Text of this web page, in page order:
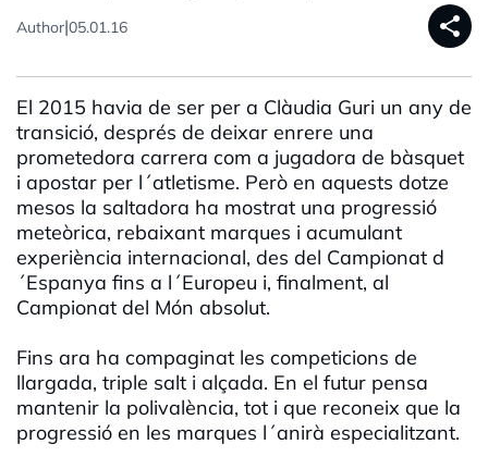
Author|05.01.16 share
El 2015 havia de ser per a Clàudia Guri un any de
transició, després de deixar enrere una
prometedora carrera com a jugadora de bàsquet
i apostar per l´atletisme. Però en aquests dotze
mesos la saltadora ha mostrat una progressió
meteòrica, rebaixant marques i acumulant
experiència internacional, des del Campionat d
´Espanya fins a l´Europeu i, finalment, al
Campionat del Món absolut.
Fins ara ha compaginat les competicions de
llargada, triple salt i alçada. En el futur pensa
mantenir la polivalència, tot i que reconeix que la
progressió en les marques l´anirà especialitzant.